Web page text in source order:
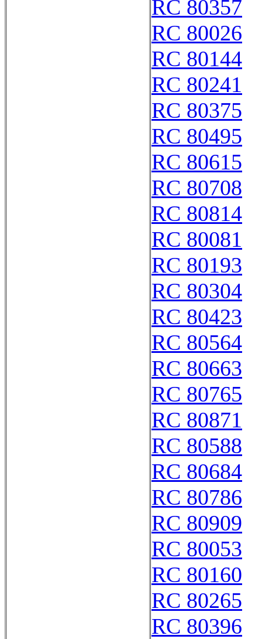
RC 80357
RC 80026
RC 80144
RC 80241
RC 80375
RC 80495
RC 80615
RC 80708
RC 80814
RC 80081
RC 80193
RC 80304
RC 80423
RC 80564
RC 80663
RC 80765
RC 80871
RC 80588
RC 80684
RC 80786
RC 80909
RC 80053
RC 80160
RC 80265
RC 80396